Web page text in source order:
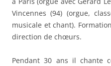
Vincennes (94) (orgue,
musicale et chant).
direction de chœurs.
Pendant 30 ans il chante